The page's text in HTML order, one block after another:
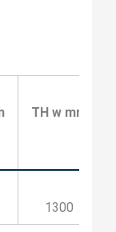
TH w mm
1300